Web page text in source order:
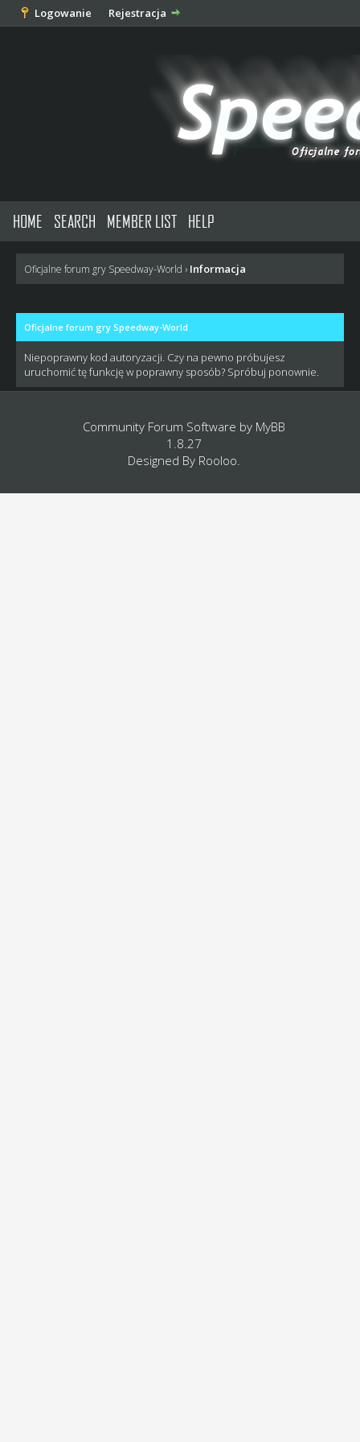
Logowanie Rejestracja
HOME SEARCH MEMBER LIST HELP
Oficjalne forum gry Speedway-World › Informacja
Oficjalne forum gry Speedway-World
Niepoprawny kod autoryzacji. Czy na pewno próbujesz
uruchomić tę funkcję w poprawny sposób? Spróbuj ponownie.
Community Forum Software by MyBB
1.8.27
Designed By Rooloo.